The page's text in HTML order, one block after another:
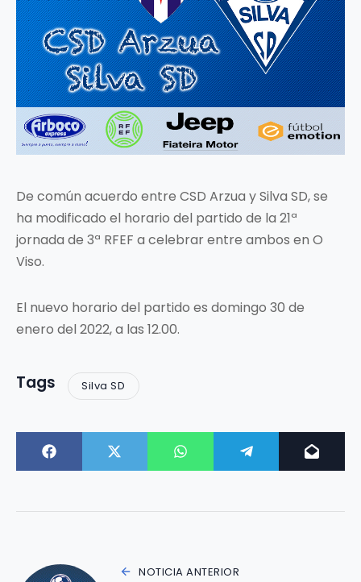
De común acuerdo entre CSD Arzua y Silva SD, se
ha modificado el horario del partido de la 21ª
jornada de 3ª RFEF a celebrar entre ambos en O
Viso.
El nuevo horario del partido es domingo 30 de
enero del 2022, a las 12.00.
Tags Silva SD
NOTICIA ANTERIOR